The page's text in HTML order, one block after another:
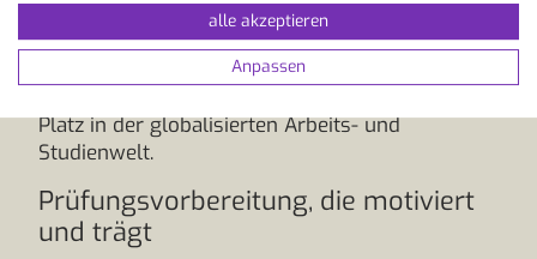
Visaanträgen über Arbeitsmöglichkeiten bis hin
zu internationalen Karrieren. Kurz gesagt: Mit
einem offiziellen Zertifikat sicherst du dir nicht
Platz in der globalisierten Arbeits- und
Studienwelt.
Prüfungsvorbereitung, die motiviert
und trägt
alle akzeptieren
Anpassen